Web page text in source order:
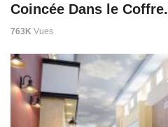
Coincée Dans le Coffre.
763K Vues